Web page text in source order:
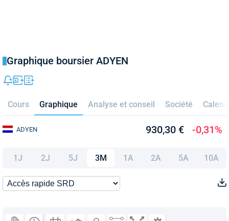
Graphique boursier ADYEN
Cours Graphique Analyse et conseil Société
ADYEN 930,30 € -0,31%
1J 2J 5J 3M 1A 2A 5A 10A